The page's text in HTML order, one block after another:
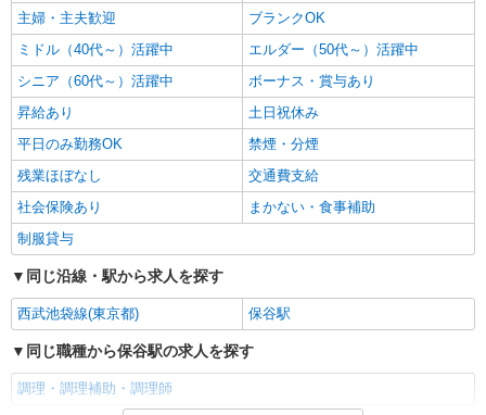
主婦・主夫歓迎
ブランクOK
ミドル（40代～）活躍中
エルダー（50代～）活躍中
シニア（60代～）活躍中
ボーナス・賞与あり
昇給あり
土日祝休み
平日のみ勤務OK
禁煙・分煙
残業ほぼなし
交通費支給
社会保険あり
まかない・食事補助
制服貸与
同じ沿線・駅から求人を探す
西武池袋線(東京都) 保谷駅
同じ職種から保谷駅の求人を探す
調理・調理補助・調理師